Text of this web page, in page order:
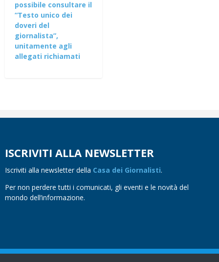
possibile consultare il
“Testo unico dei
doveri del
giornalista”,
unitamente agli
allegati richiamati
ISCRIVITI ALLA NEWSLETTER
Iscriviti alla newsletter della Casa dei Giornalisti.
Per non perdere tutti i comunicati, gli eventi e le novità del
mondo dell’informazione.